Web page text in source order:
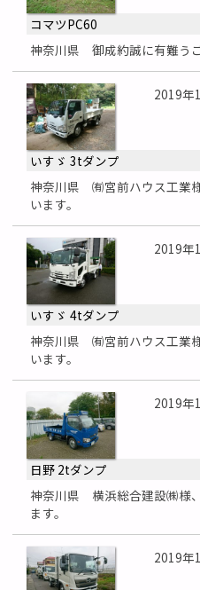
コマツPC60
神奈川県 御成約誠に有難うご
2019年
いすゞ 3tダンプ
神奈川県 ㈲宮前ハウス工業
います。
2019年
いすゞ 4tダンプ
神奈川県 ㈲宮前ハウス工業
います。
2019年
日野 2tダンプ
神奈川県 横浜総合建設㈱様
ます。
2019年